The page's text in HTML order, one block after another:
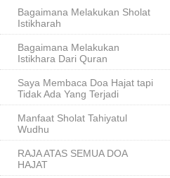
Bagaimana Melakukan Sholat
Istikharah
Bagaimana Melakukan
Istikhara Dari Quran
Saya Membaca Doa Hajat tapi
Tidak Ada Yang Terjadi
Manfaat Sholat Tahiyatul
Wudhu
RAJA ATAS SEMUA DOA
HAJAT